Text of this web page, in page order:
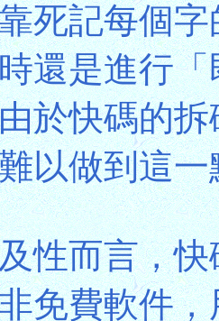
死記每個
還是進行
於快碼的
以做到這一
性而言，
免費軟件